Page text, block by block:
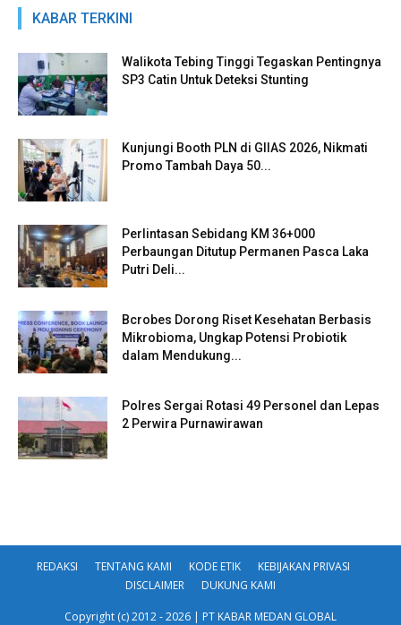
KABAR TERKINI
Walikota Tebing Tinggi Tegaskan Pentingnya
SP3 Catin Untuk Deteksi Stunting
Kunjungi Booth PLN di GIIAS 2026, Nikmati
Promo Tambah Daya 50...
Perlintasan Sebidang KM 36+000
Perbaungan Ditutup Permanen Pasca Laka
Putri Deli...
Bcrobes Dorong Riset Kesehatan Berbasis
Mikrobioma, Ungkap Potensi Probiotik
dalam Mendukung...
Polres Sergai Rotasi 49 Personel dan Lepas
2 Perwira Purnawirawan
REDAKSI TENTANG KAMI KODE ETIK
KEBIJAKAN PRIVASI
DISCLAIMER
DUKUNG KAMI
Copyright (c) 2012 - 2026 | PT KABAR MEDAN GLOBAL